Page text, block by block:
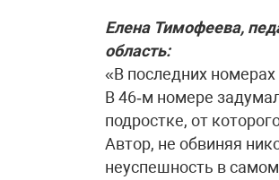
Елена Тимофеева,
область:
«В последних
В 46‑м номере
подростке, от
Автор, не обвиняя
неуспешность в